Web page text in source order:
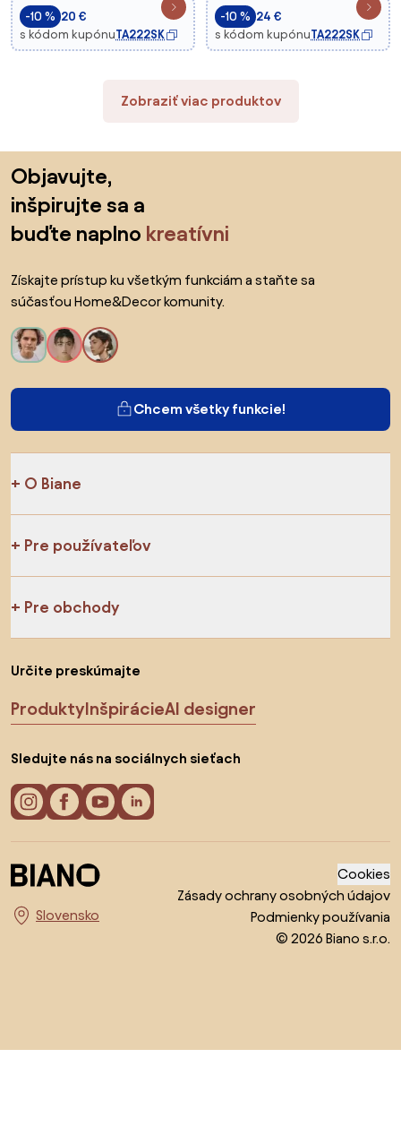
-10 % 20 €
s kódom kupónuTA222SK
-10 % 24 €
s kódom kupónuTA222SK
Zobraziť viac produktov
Objavujte,
inšpirujte sa a
buďte naplno kreatívni
Získajte prístup ku všetkým funkciám a staňte sa
súčasťou Home&Decor komunity.
Chcem všetky funkcie!
O Biane
Pre používateľov
Pre obchody
Určite preskúmajte
ProduktyInšpirácieAI designer
Sledujte nás na sociálnych sieťach
Vyberte krajinu
Cookies
Zásady ochrany osobných údajov
Podmienky používania
© 2026 Biano s.r.o.